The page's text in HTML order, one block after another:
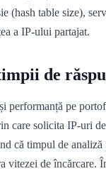
(hash table size),
a IP-ului partajat.
de
performanță pe
care solicita IP-uri
că timpul de
vitezei de